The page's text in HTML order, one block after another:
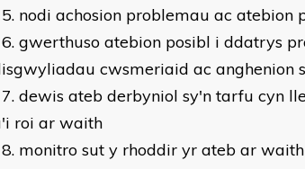
nodi achosion problemau ac atebion
gwerthuso atebion posibl i ddatrys
cwsmeriaid ac anghenion
dewis ateb derbyniol sy'n tarfu cyn
roi ar waith
monitro sut y rhoddir yr ateb ar